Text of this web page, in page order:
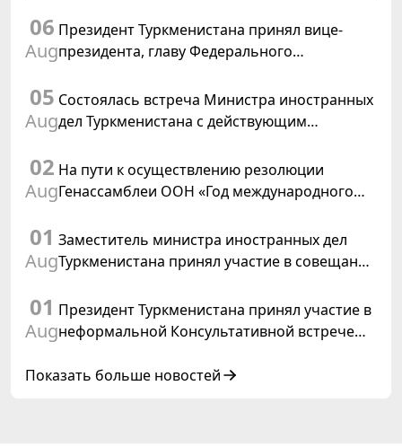
06
Aug
Президент Туркменистана принял вице-
президента, главу Федерального
Швейцарской Конфедерации
05
Aug
Состоялась встреча Министра иностранных
дел Туркменистана с действующим
02
Aug
На пути к осуществлению резолюции
Генассамблеи ООН «Год международного
Туркменистаном
01
Aug
Заместитель министра иностранных дел
Туркменистана принял участие в совещании
сотрудничества «Центральная Азия –
Республика Корея»
01
Aug
Президент Туркменистана принял участие в
неформальной Консультативной встрече
Азербайджанской Республики
Показать больше новостей